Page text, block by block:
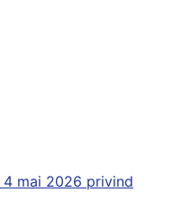
4 mai 2026 privind